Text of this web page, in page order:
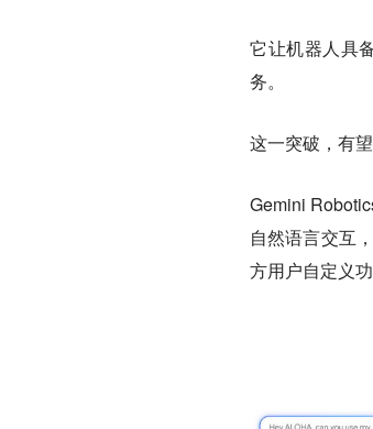
它让机器人具
务。
这一突破，有
Gemini
自然语言交互
方用户自定义功